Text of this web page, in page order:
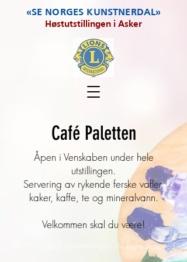
«SE NORGES KUNSTNERDAL»
Høstutstillingen i Asker
Café Paletten
Åpen i Venskaben under hele
utstillingen.
Servering av rykende ferske vafler,
kaker, kaffe, te og mineralvann.
Velkommen skal du være!
Høstutstillingen - All Rights Reserved